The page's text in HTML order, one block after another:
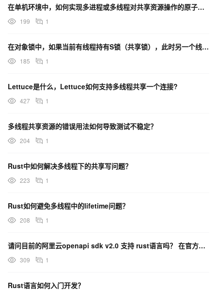
在单机环境中，如何实现多进程或多线程对共享资源操作的原子性？
199 1
在对象锁中，如果当前有线程持有S锁（共享锁），此时另一个线程请求SNRW锁（共享非排他写锁），请求会
185 1
Lettuce是什么，Lettuce如何支持多线程共享一个连接?
427 1
多线程共享资源的错误用法如何导致测试不稳定？
204 1
Rust中如何解决多线程下的共享写问题？
223 1
Rust如何避免多线程中的lifetime问题？
208 1
请问目前的阿里云openapi sdk v2.0 支持 rust语言吗？ 在官方文档上没有找到示例
309 1
Rust语言如何入门开发？